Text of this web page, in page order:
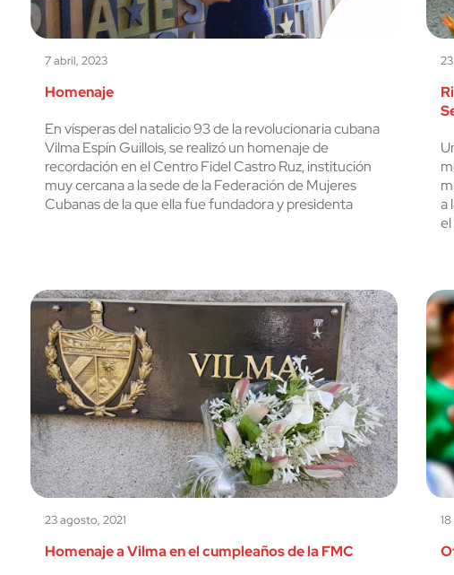
7 abril, 2023
Homenaje
En vísperas del natalicio 93 de la revolucionaria cubana
Vilma Espín Guillois, se realizó un homenaje de
recordación en el Centro Fidel Castro Ruz, institución
muy cercana a la sede de la Federación de Mujeres
Cubanas de la que ella fue fundadora y presidenta
a
23 agosto, 2021
Homenaje a Vilma en el cumpleaños de la FMC